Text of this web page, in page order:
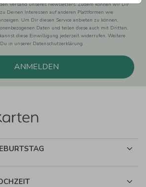
Versand unseres Newsletters. Zudem können wir Dir
Deinen Interessen auf anderen Plattformen wie
Um Dir diesen Service anbieten zu können,
Daten und teilen diese auch mit Dritten,
diese Einwilligung jederzeit widerrufen. Weitere
in unserer Datenschutzerklärung.
ANMELDEN